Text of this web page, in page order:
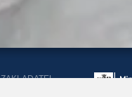
ZAKLADATEL